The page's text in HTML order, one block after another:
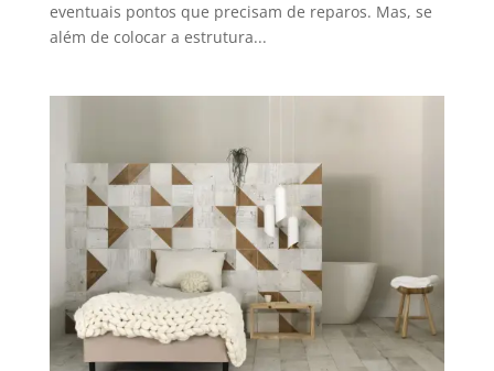
eventuais pontos que precisam de reparos. Mas, se
além de colocar a estrutura...